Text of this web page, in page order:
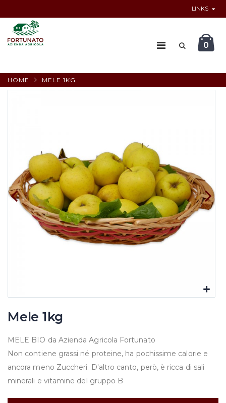
LINKS
0
HOME MELE 1KG
Mele 1kg
MELE BIO da Azienda Agricola Fortunato
Non contiene grassi né proteine, ha pochissime calorie e
ancora meno Zuccheri. D'altro canto, però, è ricca di sali
minerali e vitamine del gruppo B